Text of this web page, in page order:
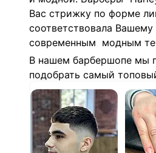
Вас стрижку по форме
соответствовала
современным модным
В нашем барбершопе мы
подобрать самый